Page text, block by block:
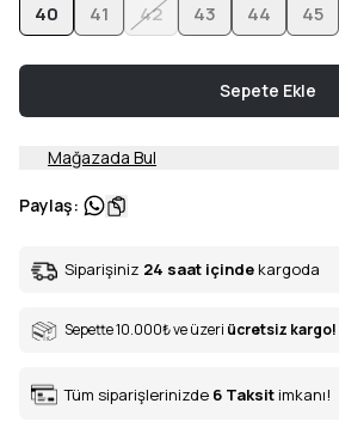
40 41 42 43 44 45
Sepete Ekle
Mağazada Bul
Paylaş:
Siparişiniz 24 saat içinde kargoda
Sepette 10.000₺ve üzeri ücretsiz kargo!
Tüm siparişlerinizde 6 Taksit imkanı!